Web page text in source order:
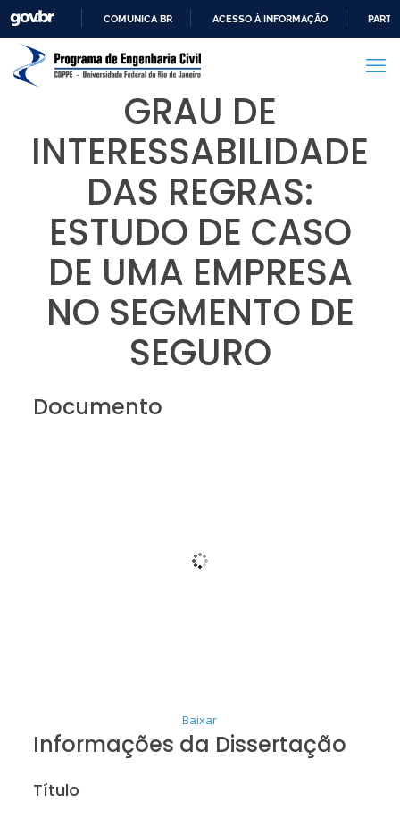
PARA
CONTEÚDO
COMUNICA BR ACESSO À INFORMAÇÃO
GRAU DE
INTERESSABILIDADE
DAS REGRAS:
ESTUDO DE CASO
DE UMA EMPRESA
NO SEGMENTO DE
SEGURO
Documento
Baixar
Informações da Dissertação
Título